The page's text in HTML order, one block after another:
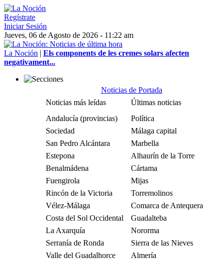
Regístrate
Iniciar Sesión
Jueves, 06 de Agosto de 2026 - 11:22 am
La Noción | Els components de les cremes solars afecten
negativament...
Noticias de Portada
Noticias más leídas
Últimas noticias
Andalucía (provincias)
Política
Sociedad
Málaga capital
San Pedro Alcántara
Marbella
Estepona
Alhaurín de la Torre
Benalmádena
Cártama
Fuengirola
Mijas
Rincón de la Victoria
Torremolinos
Vélez-Málaga
Comarca de Antequera
Costa del Sol Occidental
Guadalteba
La Axarquía
Nororma
Serranía de Ronda
Sierra de las Nieves
Valle del Guadalhorce
Almería